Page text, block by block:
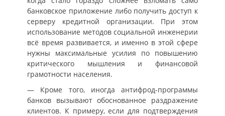
банковское приложение либо получить доступ к
серверу кредитной организации. При этом
использование методов социальной инженерии
всё время развивается, и именно в этой сфере
нужны максимальные усилия по повышению
критического мышления и финансовой
грамотности населения.
— Кроме того, иногда антифрод-программы
банков вызывают обоснованное раздражение
клиентов. К примеру, если для подтверждения